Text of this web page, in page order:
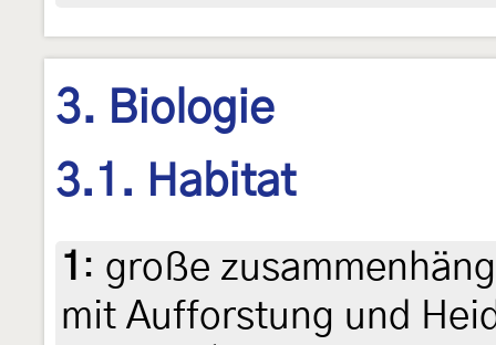
3. Biologie
3.1. Habitat
1 : große
mit Aufforstung und